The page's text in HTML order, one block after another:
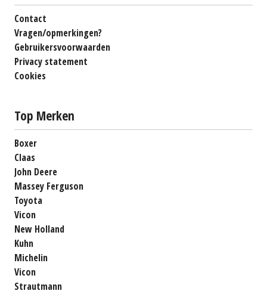
Contact
Vragen/opmerkingen?
Gebruikersvoorwaarden
Privacy statement
Cookies
Top Merken
Boxer
Claas
John Deere
Massey Ferguson
Toyota
Vicon
New Holland
Kuhn
Michelin
Vicon
Strautmann